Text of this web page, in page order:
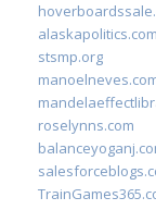
alaskapolitics.com
stsmp.org
roselynns.com